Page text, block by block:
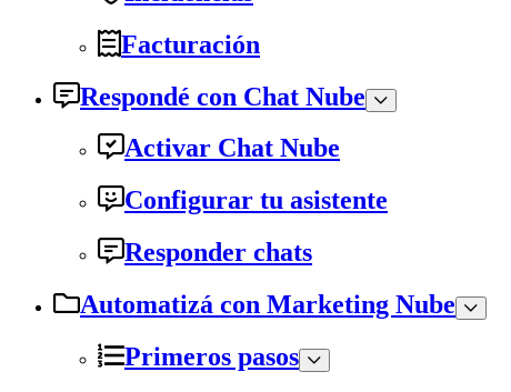
Facturación
Respondé con Chat Nube
Activar Chat Nube
Configurar tu asistente
Responder chats
Automatizá con Marketing Nube
Primeros pasos